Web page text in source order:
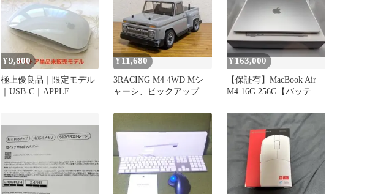
¥9,800
極上優良品｜限定モデル
｜USB-C｜APPLE
¥ 11,680
3RACING M4 4WD Mシ
ャーシ、ピックアップト
¥ 163,000
【保証有】MacBook Air
M4 16G 256G【バッテリ